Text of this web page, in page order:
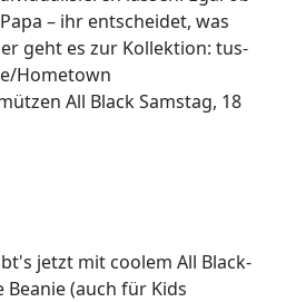
– ihr entscheidet, was
geht es zur Kollektion: tus-
Hometown
All BlackSamstag, 18
jetzt mit coolem All Black-
Beanie (auch für Kids